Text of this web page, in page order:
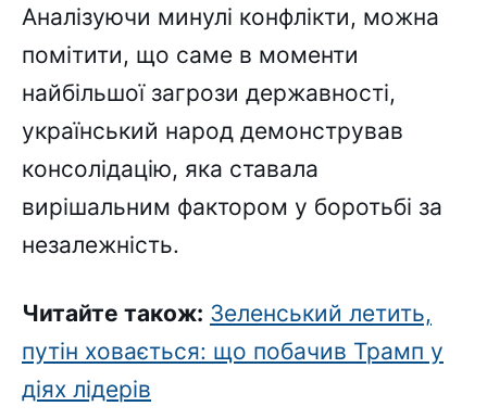
Аналізуючи минулі конфлікти, можна
помітити, що саме в моменти
найбільшої загрози державності,
український народ демонстрував
консолідацію, яка ставала
вирішальним фактором у боротьбі за
незалежність.
Читайте також: Зеленський летить,
путін ховається: що побачив Трамп у
діях лідерів